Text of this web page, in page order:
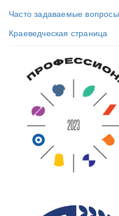
Часто задаваемые вопросы
Краеведческая страница